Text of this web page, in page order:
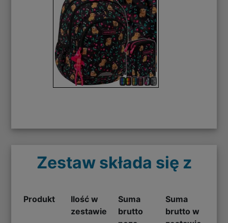
Zestaw składa się z
Produkt
Ilość w
zestawie
Suma
brutto
Suma
brutto w